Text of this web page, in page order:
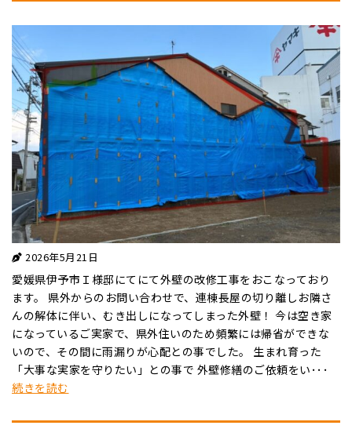
2026年5月21日
愛媛県伊予市Ｉ様邸にてにて外壁の改修工事をおこなっており
ます。 県外からのお問い合わせで、連棟長屋の切り離しお隣さ
んの解体に伴い、むき出しになってしまった外壁！ 今は空き家
になっているご実家で、県外住いのため頻繁には帰省ができな
いので、その間に雨漏りが心配との事でした。 生まれ育った
「大事な実家を守りたい」との事で 外壁修繕のご依頼をい･･･
続きを読む